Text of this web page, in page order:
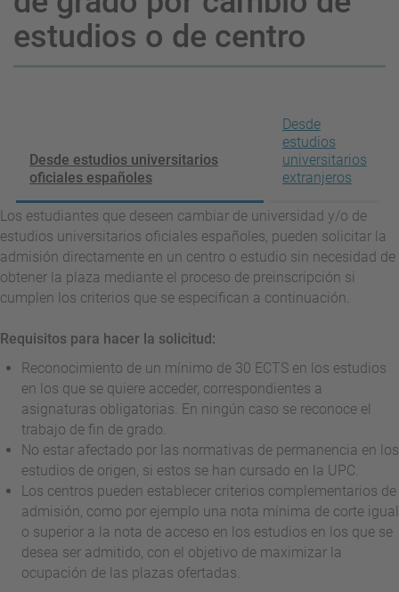
estudios o de centro
Desde estudios universitarios
oficiales españoles
Desde
estudios
universitarios
extranjeros
Los estudiantes que deseen cambiar de universidad y/o de
estudios universitarios oficiales españoles, pueden solicitar la
admisión directamente en un centro o estudio sin necesidad de
obtener la plaza mediante el proceso de preinscripción si
cumplen los criterios que se especifican a continuación.
Requisitos para hacer la solicitud:
Reconocimiento de un mínimo de 30 ECTS en los estudios
en los que se quiere acceder, correspondientes a
asignaturas obligatorias. En ningún caso se reconoce el
trabajo de fin de grado.
No estar afectado por las normativas de permanencia en los
estudios de origen, si estos se han cursado en la UPC.
Los centros pueden establecer criterios complementarios de
admisión, como por ejemplo una nota mínima de corte igual
o superior a la nota de acceso en los estudios en los que se
desea ser admitido, con el objetivo de maximizar la
ocupación de las plazas ofertadas.